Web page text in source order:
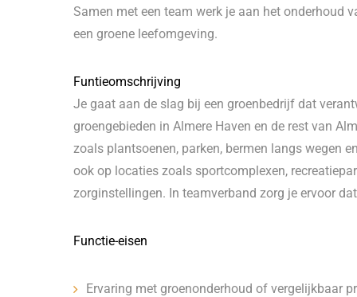
Samen met een team werk je aan het onderhoud
een groene leefomgeving.
Funtieomschrijving
Je gaat aan de slag bij een groenbedrijf dat
groengebieden in Almere Haven en de rest van
zoals plantsoenen, parken, bermen langs wegen
ook op locaties zoals sportcomplexen,
zorginstellingen. In teamverband zorg je ervoor
Functie-eisen
Ervaring met groenonderhoud of vergelijkbaar